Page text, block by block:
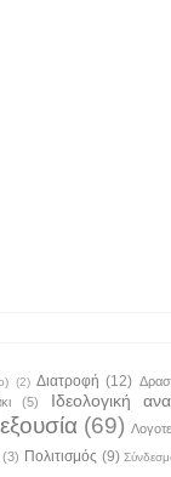
(2) Διατροφή (12)
(5) Ιδεολογική
(69)
(3) Πολιτισμός (9)